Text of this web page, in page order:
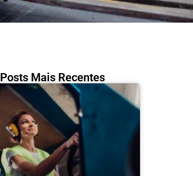
Posts Mais Recentes